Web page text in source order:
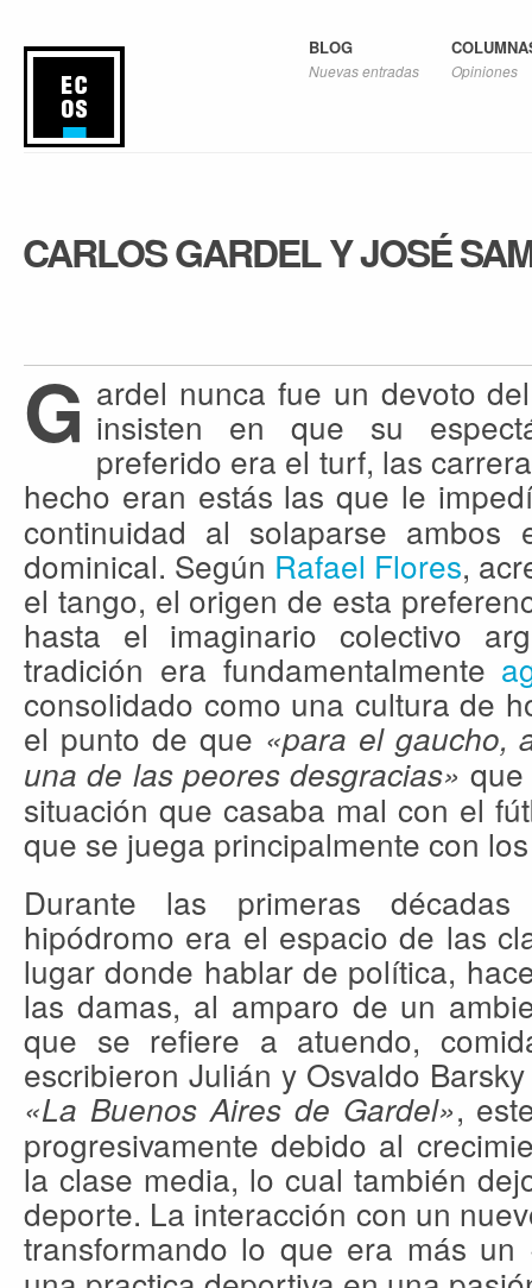
BLOG
Nuevas entradas Opiniones
CARLOS GARDEL Y JOSÉ
G ardel nunca fue un devoto
insisten en que su
preferido era el turf, las
hecho eran estás las que le
continuidad al solaparse ambos
dominical. Según Rafael Flores,
el tango, el origen de esta
hasta el imaginario colectivo
tradición era fundamentalmente
consolidado como una cultura de
el punto de que «para el gaucho,
una de las peores desgracias»
situación que casaba mal con el
que se juega principalmente con
Durante las primeras
hipódromo era el espacio de las
lugar donde hablar de política,
las damas, al amparo de un
que se refiere a atuendo,
escribieron Julián y Osvaldo
«La Buenos Aires de Gardel»,
progresivamente debido al
la clase media, lo cual también
deporte. La interacción con un
transformando lo que era más un